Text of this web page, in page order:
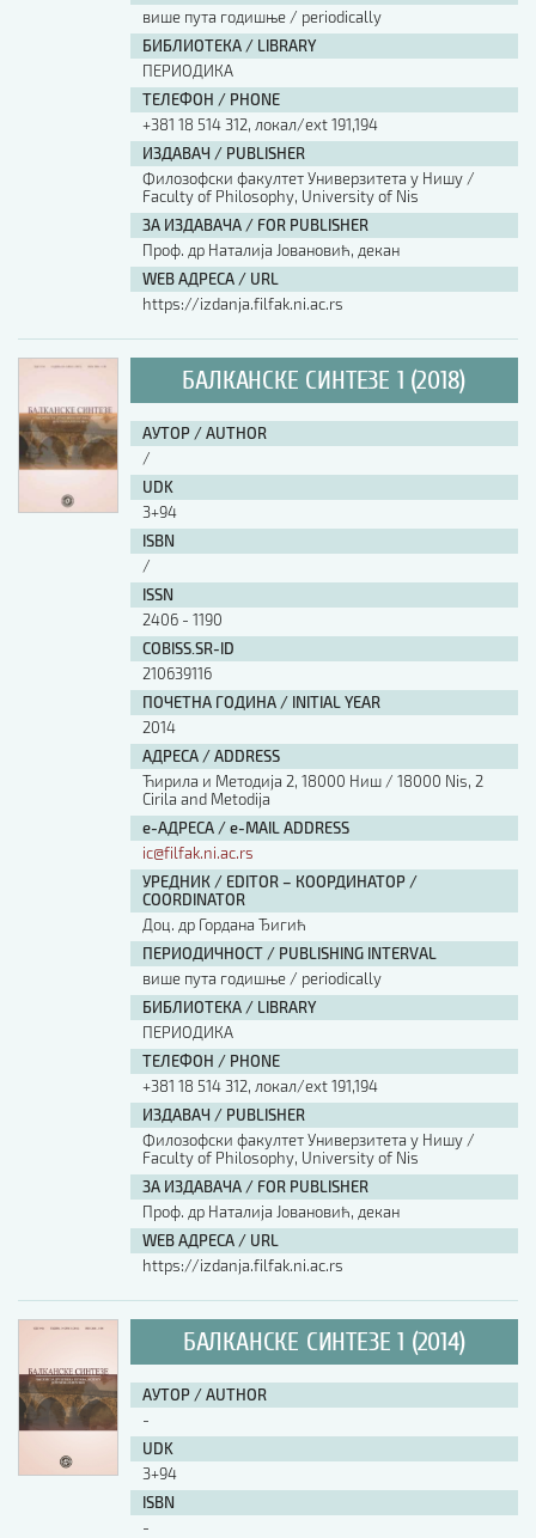
више пута годишње / periodically
БИБЛИОТЕКА / LIBRARY
ПЕРИОДИКА
ТЕЛЕФОН / PHONE
+381 18 514 312, локал/ext 191,194
ИЗДАВАЧ / PUBLISHER
Филозофски факултет Универзитета у Нишу /
Faculty of Philosophy, University of Nis
ЗА ИЗДАВАЧА / FOR PUBLISHER
Проф. др Наталија Јовановић, декан
WEB АДРЕСА / URL
https://izdanja.filfak.ni.ac.rs
БАЛКАНСКЕ СИНТЕЗЕ 1 (2018)
АУТОР / AUTHOR
/
UDK
3+94
ISBN
/
ISSN
2406 - 1190
COBISS.SR-ID
210639116
ПОЧЕТНА ГОДИНА / INITIAL YEAR
2014
АДРЕСА / ADDRESS
Ћирила и Методија 2, 18000 Ниш / 18000 Nis, 2
Cirila and Metodija
е-АДРЕСА / e-MAIL ADDRESS
ic@filfak.ni.ac.rs
УРЕДНИК / EDITOR – КООРДИНАТОР /
COORDINATOR
Доц. др Гордана Ђигић
ПЕРИОДИЧНОСТ / PUBLISHING INTERVAL
више пута годишње / periodically
БИБЛИОТЕКА / LIBRARY
ПЕРИОДИКА
ТЕЛЕФОН / PHONE
+381 18 514 312, локал/ext 191,194
ИЗДАВАЧ / PUBLISHER
Филозофски факултет Универзитета у Нишу /
Faculty of Philosophy, University of Nis
ЗА ИЗДАВАЧА / FOR PUBLISHER
Проф. др Наталија Јовановић, декан
WEB АДРЕСА / URL
https://izdanja.filfak.ni.ac.rs
БАЛКАНСКЕ СИНТЕЗЕ 1 (2014)
АУТОР / AUTHOR
-
UDK
3+94
ISBN
-